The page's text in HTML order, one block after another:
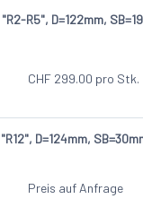
R5", D=122mm,
CHF 299.00 pro Stk.
D=124mm,
Preis auf Anfrage